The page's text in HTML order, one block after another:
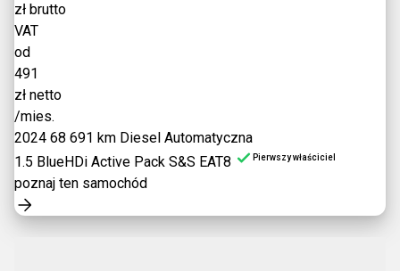
zł brutto
VAT
od
491
zł netto
/mies.
2024 68 691 km Diesel Automatyczna
1.5 BlueHDi Active Pack S&S EAT8
Pierwszy właściciel
poznaj ten samochód